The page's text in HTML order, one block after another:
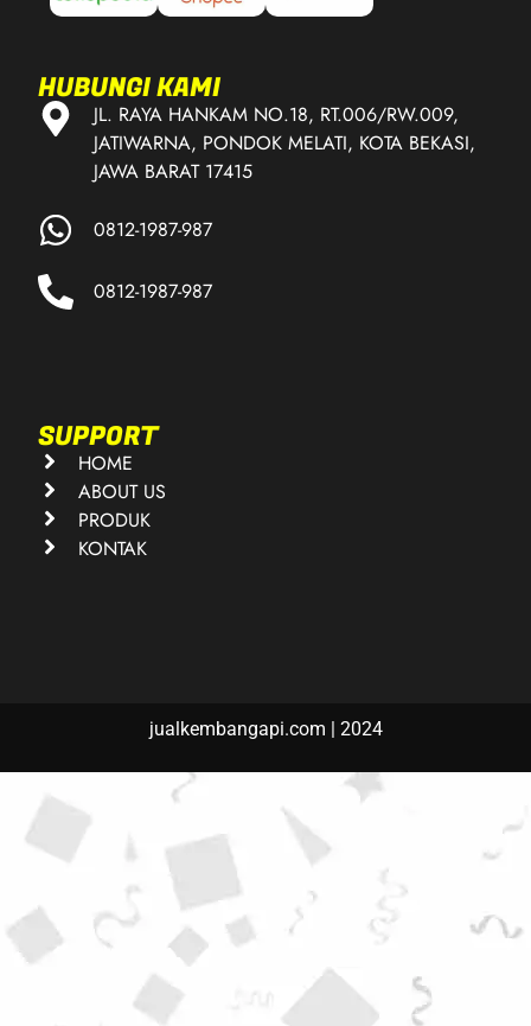
HUBUNGI KAMI
JL. RAYA HANKAM NO.18, RT.006/RW.009,
JATIWARNA, PONDOK MELATI, KOTA BEKASI,
JAWA BARAT 17415
0812-1987-987
0812-1987-987
SUPPORT
HOME
ABOUT US
PRODUK
KONTAK
jualkembangapi.com | 2024